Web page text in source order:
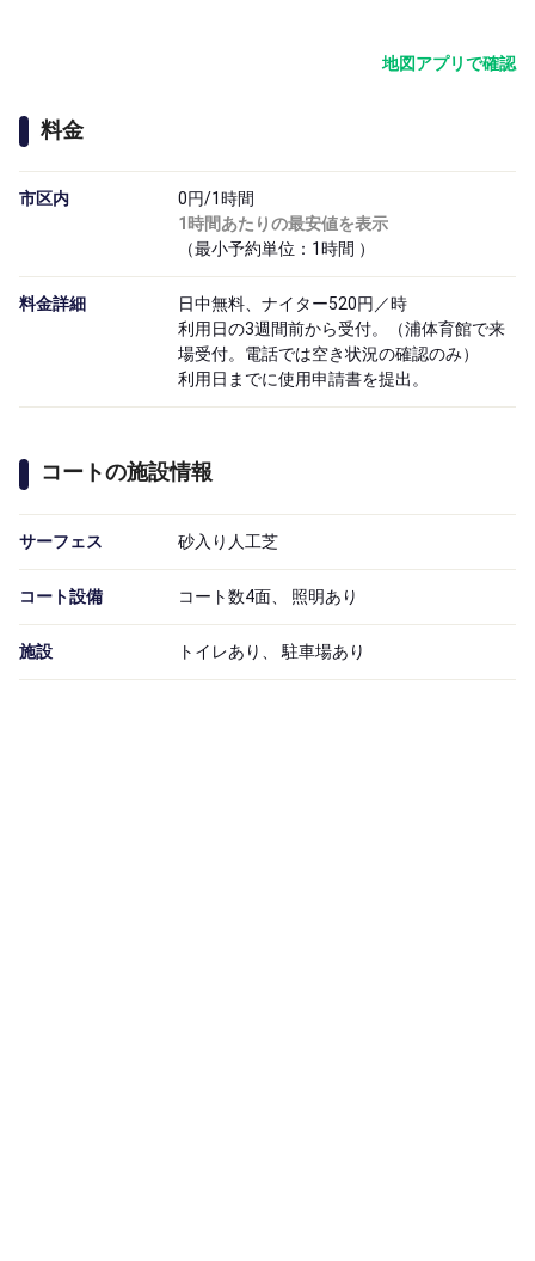
地図アプリで確認
料金
市区内
0円/1時間
1時間あたりの最安値を表示
（最小予約単位：1時間 ）
料金詳細
日中無料、ナイター520円／時
利用日の3週間前から受付。（浦体育館で来
場受付。電話では空き状況の確認のみ）
利用日までに使用申請書を提出。
コートの施設情報
サーフェス 砂入り人工芝
コート設備 コート数4面、 照明あり
施設 トイレあり、 駐車場あり